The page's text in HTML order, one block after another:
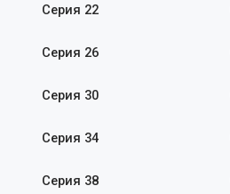
Серия 22
Серия 26
Серия 30
Серия 34
Серия 38